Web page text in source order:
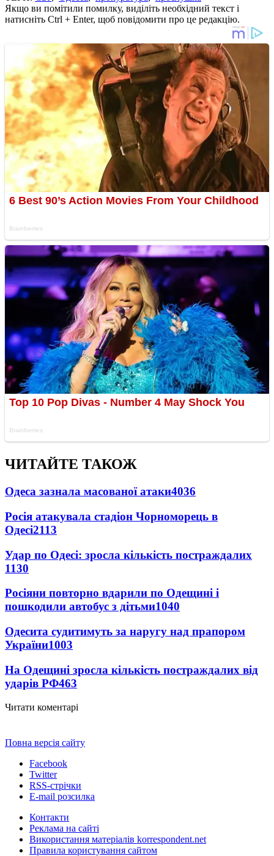
Якщо ви помітили помилку, виділіть необхідний текст і
натисніть Ctrl + Enter, щоб повідомити про це редакцію.
ЧИТАЙТЕ ТАКОЖ
Одеса зазнала масованої атаки4036
Росія атакувала стадіон Чорноморець в
Одесі2113
Удар по Одесі: зросла кількість постраждалих
1130
Росіяни повторно вдарили по Одещині і
пошкодили автобус з дітьми1040
Одесита судитимуть за наругу над прапором
України1003
На Одещині зросла кількість постраждалих від
ударів РФ463
Читати коментарі
Повна версія сайту
Facebook
Twitter
RSS-стрічки
E-mail розсилка
Контакти
Реклама на сайті
Використання матеріалів korrespondent.net
Правила користування сайтом